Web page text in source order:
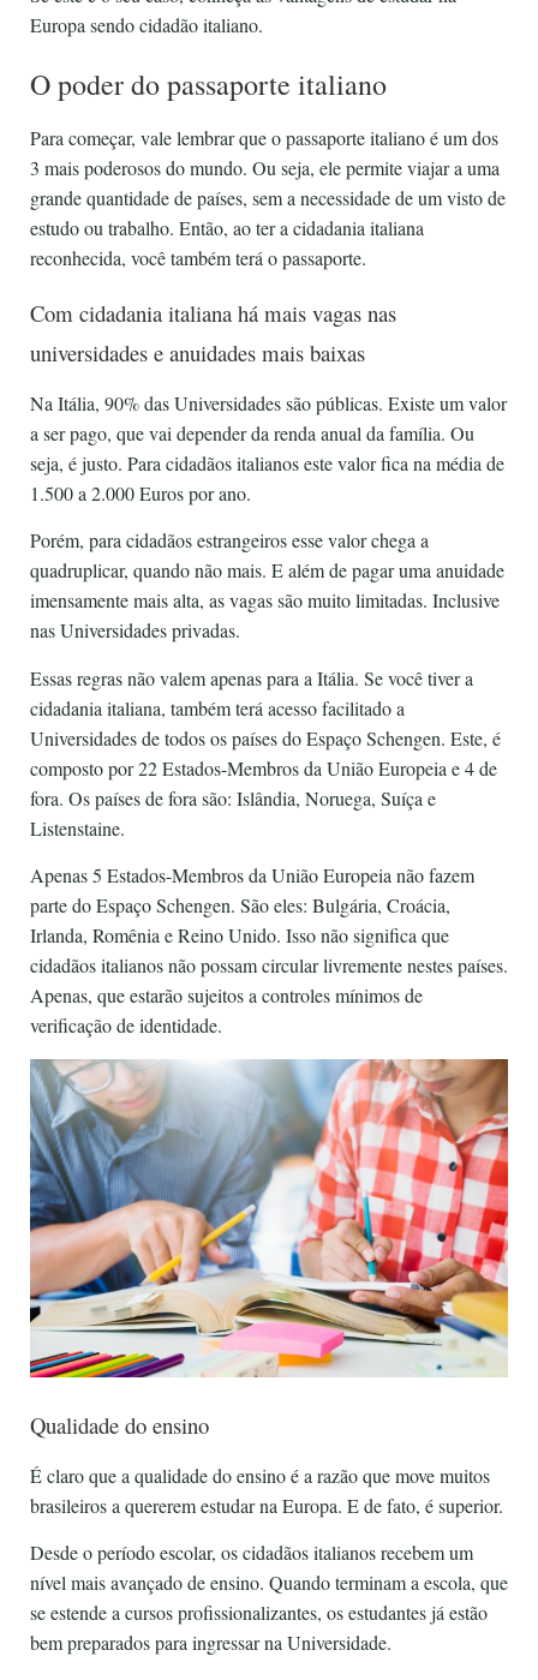
Europa sendo cidadão italiano.
O poder do passaporte italiano
Para começar, vale lembrar que o passaporte italiano é um dos
3 mais poderosos do mundo. Ou seja, ele permite viajar a uma
grande quantidade de países, sem a necessidade de um visto de
estudo ou trabalho. Então, ao ter a cidadania italiana
reconhecida, você também terá o passaporte.
Com cidadania italiana há mais vagas nas
universidades e anuidades mais baixas
Na Itália, 90% das Universidades são públicas. Existe um valor
a ser pago, que vai depender da renda anual da família. Ou
seja, é justo. Para cidadãos italianos este valor fica na média de
1.500 a 2.000 Euros por ano.
Porém, para cidadãos estrangeiros esse valor chega a
quadruplicar, quando não mais. E além de pagar uma anuidade
imensamente mais alta, as vagas são muito limitadas. Inclusive
nas Universidades privadas.
Essas regras não valem apenas para a Itália. Se você tiver a
cidadania italiana, também terá acesso facilitado a
Universidades de todos os países do Espaço Schengen. Este, é
composto por 22 Estados-Membros da União Europeia e 4 de
fora. Os países de fora são: Islândia, Noruega, Suíça e
Listenstaine.
Apenas 5 Estados-Membros da União Europeia não fazem
parte do Espaço Schengen. São eles: Bulgária, Croácia,
Irlanda, Romênia e Reino Unido. Isso não significa que
cidadãos italianos não possam circular livremente nestes países.
Apenas, que estarão sujeitos a controles mínimos de
verificação de identidade.
Qualidade do ensino
É claro que a qualidade do ensino é a razão que move muitos
brasileiros a quererem estudar na Europa. E de fato, é superior.
Desde o período escolar, os cidadãos italianos recebem um
nível mais avançado de ensino. Quando terminam a escola, que
se estende a cursos profissionalizantes, os estudantes já estão
bem preparados para ingressar na Universidade.